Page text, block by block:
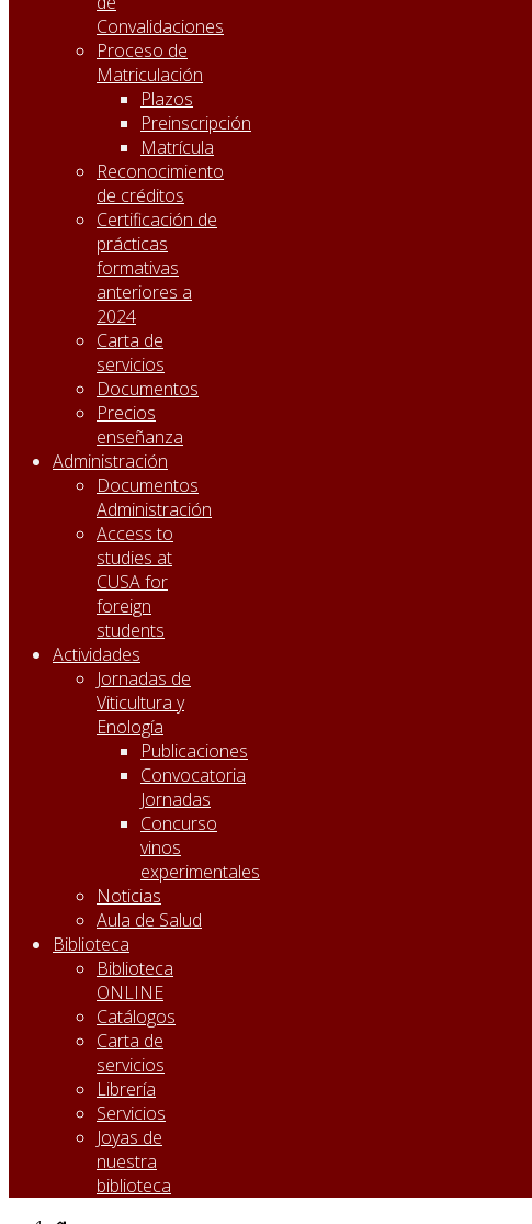
Convalidaciones
Proceso de
Matriculación
Plazos
Preinscripción
Matrícula
Reconocimiento
de créditos
Certificación de
prácticas
formativas
anteriores a
2024
Carta de
servicios
Documentos
Precios
enseñanza
Administración
Documentos
Administración
Access to
studies at
CUSA for
foreign
students
Actividades
Jornadas de
Viticultura y
Enología
Publicaciones
Convocatoria
Jornadas
Concurso
vinos
experimentales
Noticias
Aula de Salud
Biblioteca
Biblioteca
ONLINE
Catálogos
Carta de
servicios
Librería
Servicios
Joyas de
nuestra
biblioteca